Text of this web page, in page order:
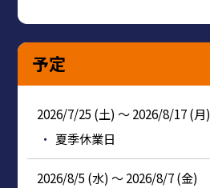
予定
2026/7/25 (土) ～ 2026/8/17 (月)
夏季休業日
2026/8/5 (水) ～ 2026/8/7 (金)